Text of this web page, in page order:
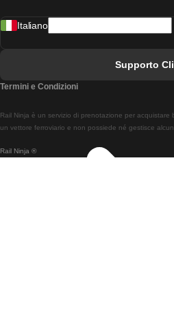
Treni Da Lisbon A
Treni Da Braga A
Rail Ninja ®
Rail Ninja è un servizio di prenotazione per
un vettore ferroviario e non possiede né gestisce alcun
Italiano
Supporto
Termini e Condizioni